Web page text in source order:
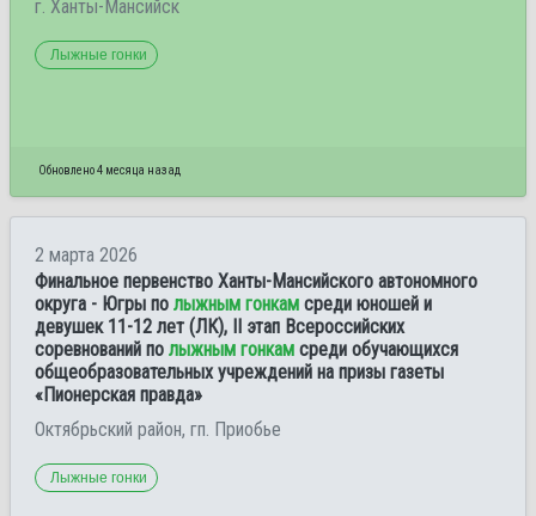
г. Ханты-Мансийск
Лыжные гонки
Обновлено 4 месяца назад
2 марта 2026
Финальное первенство Ханты-Мансийского автономного
округа - Югры по лыжным гонкам среди юношей и
девушек 11-12 лет (ЛК), II этап Всероссийских
соревнований по лыжным гонкам среди обучающихся
общеобразовательных учреждений на призы газеты
«Пионерская правда»
Октябрьский район, гп. Приобье
Лыжные гонки